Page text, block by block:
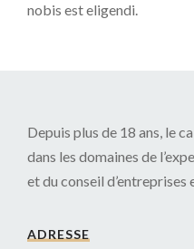
nobis est eligendi.
Depuis plus de 18 ans, le
dans les domaines de
et du conseil d’entreprises
ADRESSE